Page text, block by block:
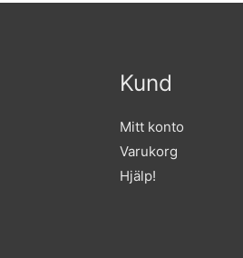
Kund
Mitt konto
Varukorg
Hjälp!